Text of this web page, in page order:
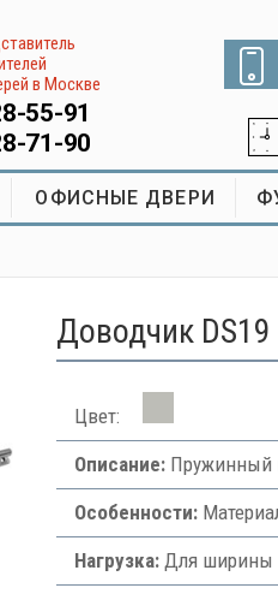
в Москве
55-91
71-90
ОФИСНЫЕ ДВЕРИ
Доводчик DS19
Цвет:
Описание:Пружинный
Особенности:
Нагрузка:Для ширины